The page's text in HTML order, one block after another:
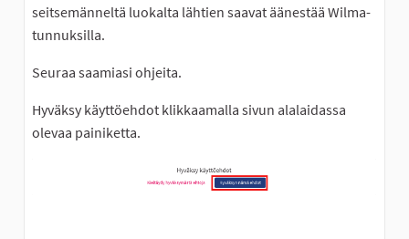
seitsemänneltä luokalta lähtien saavat äänestää Wilma-
tunnuksilla.
Seuraa saamiasi ohjeita.
Hyväksy käyttöehdot klikkaamalla sivun alalaidassa
olevaa painiketta.